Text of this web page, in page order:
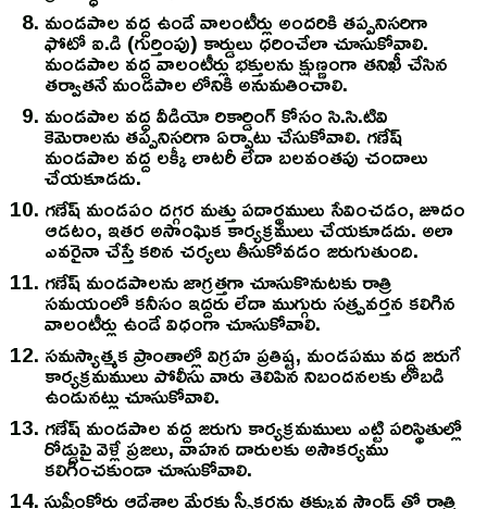
మండపాల వద్ద ఉండే వాలంటీర్లు అందరికి తప్పనిసరిగా
ఫోటో ఐ.డి (గుర్తింపు) కార్డులు ధరించేలా చూసుకోవాలి.
మండపాల వద్ద వాలంటీర్లు భక్తులను క్షుణ్ణంగా తనిఖీ చేసిన
తర్వాతనే మండపాల లోనికి అనుమతించాలి.
మండపాల వద్ద వీడియో రికార్డింగ్ కోసం సి.సి.టివి
కెమెరాలను తప్పనిసరిగా ఏర్పాటు చేసుకోవాలి. గణేష్
మండపాల వద్ద లక్కీ లాటరీ లేదా బలవంతపు చందాలు
చేయకూడదు.
గణేష్ మండపం దగ్గర మత్తు పదార్థములు సేవించడం, జూదం
ఆడటం, ఇతర అసాంఘిక కార్యక్రములు చేయకూడదు. అలా
ఎవరైనా చేస్తే కఠిన చర్యలు తీసుకోవడం జరుగుతుంది.
గణేష్ మండపాలను జాగ్రత్తగా చూసుకొనుటకు రాత్రి
సమయంలో కనీసం ఇద్దరు లేదా ముగ్గురు సత్ప్రవర్తన కలిగిన
వాలంటీర్లు ఉండే విధంగా చూసుకోవాలి.
సమస్యాత్మక ప్రాంతాల్లో విగ్రహ ప్రతిష్ట, మండపము వద్ద జరుగే
కార్యక్రమములు పోలీసు వారు తెలిపిన నిబందనలకు లోబడి
ఉండునట్లు చూసుకోవాలి.
గణేష్ మండపాల వద్ద జరుగు కార్యక్రమములు ఎట్టి పరిస్థితుల్లో
రోడ్డుపై వెళ్లే ప్రజలు, వాహన దారులకు అసౌకర్యము
కలిగించకుండా చూసుకోవాలి.
సుప్రీంకోర్టు ఆదేశాల మేరకు స్పీకర్లను తక్కువ సౌండ్ తో రాత్రి